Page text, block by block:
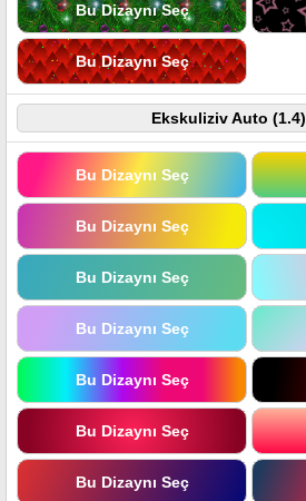
Bu Dizaynı Seç
Bu Dizaynı Seç
Ekskuliziv Auto
Bu Dizaynı Seç
Bu Dizaynı Seç
Bu Dizaynı Seç
Bu Dizaynı Seç
Bu Dizaynı Seç
Bu Dizaynı Seç
Bu Dizaynı Seç